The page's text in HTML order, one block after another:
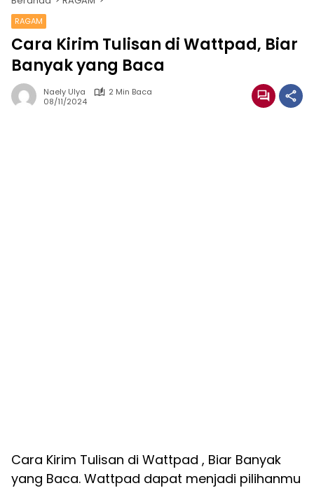
RAGAM
Cara Kirim Tulisan di Wattpad, Biar
Banyak yang Baca
Naely Ulya
2 Min Baca
08/11/2024
Cara Kirim Tulisan di Wattpad , Biar Banyak
yang Baca. Wattpad dapat menjadi pilihanmu